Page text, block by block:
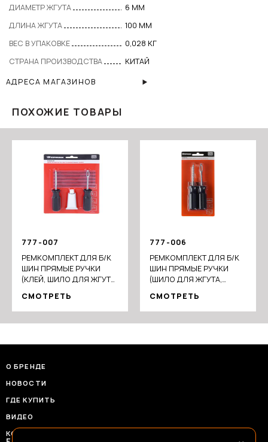
ДИАМЕТР ЖГУТА
6 ММ
ДЛИНА ЖГУТА
100 ММ
ВЕС В УПАКОВКЕ
0,028 КГ
СТРАНА ПРОИЗВОДСТВА
КИТАЙ
АДРЕСА МАГАЗИНОВ
ПОХОЖИЕ ТОВАРЫ
777-007
РЕМКОМПЛЕКТ ДЛЯ Б/К
ШИН ПРЯМЫЕ РУЧКИ
(КЛЕЙ, ШИЛО ДЛЯ ЖГУТА,
АРТ.2
СМОТРЕТЬ
777-006
РЕМКОМПЛЕКТ ДЛЯ Б/К
ШИН ПРЯМЫЕ РУЧКИ
(ШИЛО ДЛЯ ЖГУТА,
АРТ.1
СМОТРЕТЬ
О БРЕНДЕ
НОВОСТИ
ГДЕ КУПИТЬ
ВИДЕО
КОНТАКТЫ